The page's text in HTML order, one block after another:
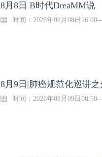
8月8日 B时代DreaMM说
时间：2026年08月08日
8月9日|肺癌规范化巡讲
时间：2026年08月09日